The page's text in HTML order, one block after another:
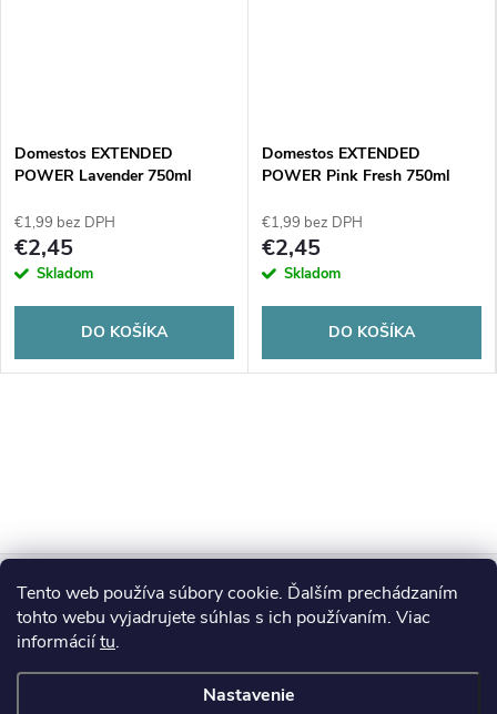
Tento web používa súbory cookie. Ďalším prechádzaním
tohto webu vyjadrujete súhlas s ich používaním. Viac
informáciítu.
Nastavenie
Domestos EXTENDED
POWER Lavender 750ml
€1,99 bez DPH
€2,45
Skladom
DO KOŠÍKA
Domestos EXTENDED
POWER Pink Fresh 750ml
€1,99 bez DPH
€2,45
Skladom
DO KOŠÍKA
Z
á
p
Blog
Informácie pre vás